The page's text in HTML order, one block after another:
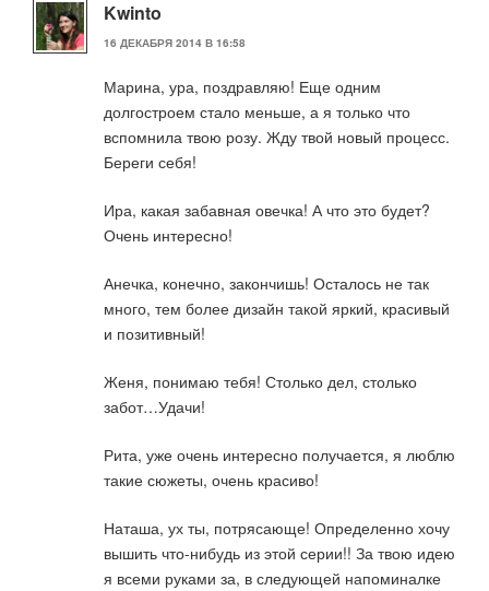
Kwinto
16 ДЕКАБРЯ 2014 В 16:58
Марина, ура, поздравляю! Еще одним
долгостроем стало меньше, а я только что
вспомнила твою розу. Жду твой новый процесс.
Береги себя!
Ира, какая забавная овечка! А что это будет?
Очень интересно!
Анечка, конечно, закончишь! Осталось не так
много, тем более дизайн такой яркий, красивый
и позитивный!
Женя, понимаю тебя! Столько дел, столько
забот…Удачи!
Рита, уже очень интересно получается, я люблю
такие сюжеты, очень красиво!
Наташа, ух ты, потрясающе! Определенно хочу
вышить что-нибудь из этой серии!! За твою идею
я всеми руками за, в следующей напоминалке